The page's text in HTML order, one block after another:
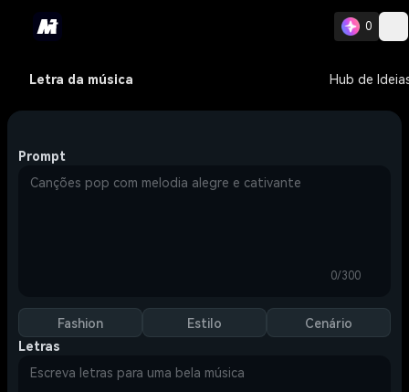
0
Letra da música Hub de
Prompt
0/300
Fashion Estilo
Cenário
Letras